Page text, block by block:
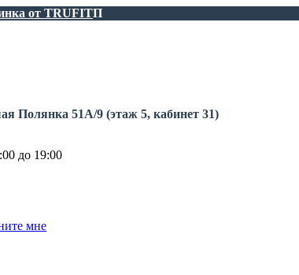
от TRUFITП
Полянка 51А/9 (этаж 5, кабинет 31)
до 19:00
мне